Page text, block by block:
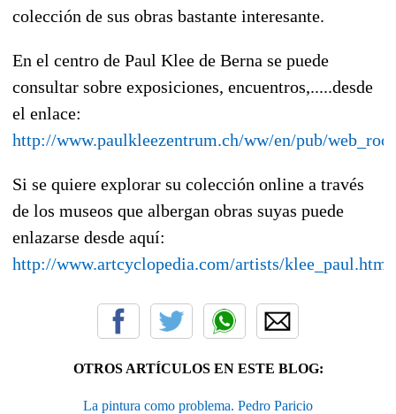
colección de sus obras bastante interesante.
En el centro de Paul Klee de Berna se puede
consultar sobre exposiciones, encuentros,.....desde
el enlace:
http://www.paulkleezentrum.ch/ww/en/pub/
Si se quiere explorar su colección online a través
de los museos que albergan obras suyas puede
enlazarse desde aquí:
http://www.artcyclopedia.com/artists/klee_paul.html
OTROS ARTÍCULOS EN ESTE BLOG:
La pintura como problema. Pedro Paricio